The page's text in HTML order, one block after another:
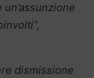
dismissione